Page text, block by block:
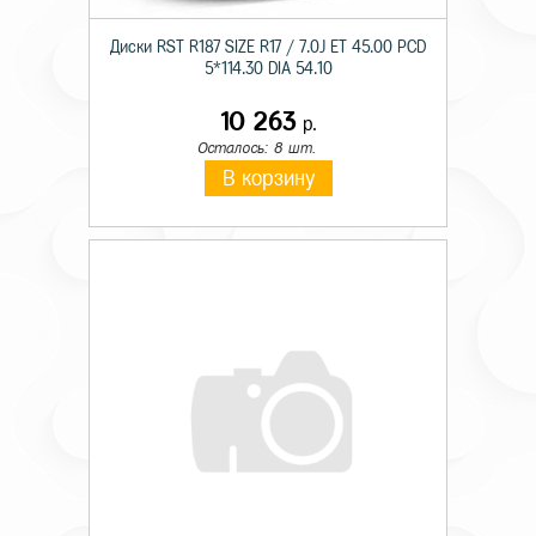
Диски RST R187 SIZE R17 / 7.0J ET 45.00 PCD
5*114.30 DIA 54.10
10 263р.
Осталось: 8 шт.
В корзину